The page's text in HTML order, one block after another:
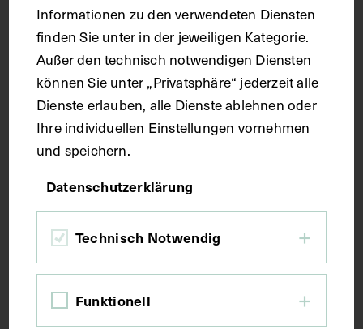
Maße
Seitenblatt 38,6 x 27,3 cm
Kurzbeschreibung
Der Text ist die ergänzende Beschreibung in
Wachsmodell des Fußes.
Schlagwörter
Informationen zu den verwendeten Diensten
finden Sie unter in der jeweiligen Kategorie.
Außer den technisch notwendigen Diensten
können Sie unter „Privatsphäre“ jederzeit alle
Dienste erlauben, alle Dienste ablehnen oder
Ihre individuellen Einstellungen vornehmen
und speichern.
Datenschutzerklärung
Technisch Notwendig
Funktionell